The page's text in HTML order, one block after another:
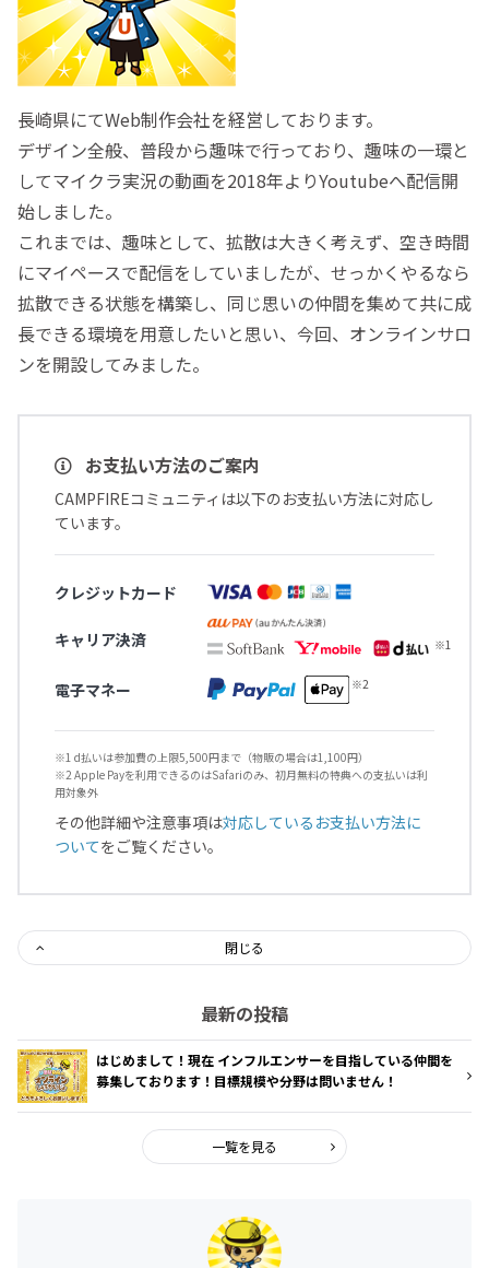
長崎県にてWeb制作会社を経営しております。
デザイン全般、普段から趣味で行っており、趣味の一環と
してマイクラ実況の動画を2018年よりYoutubeへ配信開
始しました。
これまでは、趣味として、拡散は大きく考えず、空き時間
にマイペースで配信をしていましたが、せっかくやるなら
拡散できる状態を構築し、同じ思いの仲間を集めて共に成
長できる環境を用意したいと思い、今回、オンラインサロ
ンを開設してみました。
お支払い方法のご案内
CAMPFIREコミュニティは以下のお支払い方法に対応し
ています。
クレジットカード
キャリア決済
電子マネー
※1 d払いは参加費の上限5,500円まで（物販の場合は1,100円）
※2 Apple Payを利用できるのはSafariのみ、初月無料の特典への支払いは利
用対象外
その他詳細や注意事項は対応しているお支払い方法に
ついてをご覧ください。
閉じる
最新の投稿
はじめまして！現在 インフルエンサーを目指している仲間を
募集しております！目標規模や分野は問いません！
一覧を見る